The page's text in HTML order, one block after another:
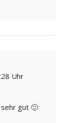
Uhr
gut 🙂